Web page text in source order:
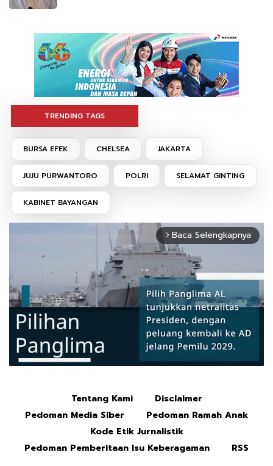
TRENDING TAGS
BURSA EFEK CHELSEA JAKARTA
JUJU PURWANTORO POLRI SELAMAT GINTING
KABINET BAYANGAN
arrow_forward_ios Baca Selengkapnya
Tentang Kami
Disclaimer
Pedoman Media Siber
Pedoman Ramah Anak
Kode Etik Jurnalistik
Pedoman Pemberitaan Isu Keberagaman
RSS